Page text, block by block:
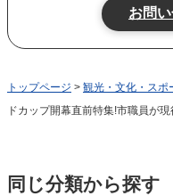
トップページ > 観光・文化・スポ
ドカップ開幕直前特集!市職員が
同じ分類から探す